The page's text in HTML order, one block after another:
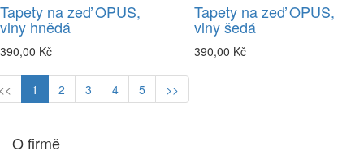
Tapety na zeď OPUS,
vlny hnědá
390,00 Kč
Tapety na zeď OPUS,
vlny šedá
390,00 Kč
1 2 3 4 5 >>
O firmě